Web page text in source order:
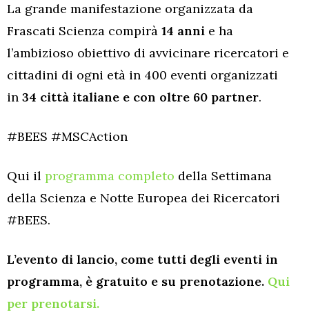
La grande manifestazione organizzata da
Frascati Scienza compirà 14 anni e ha
l’ambizioso obiettivo di avvicinare ricercatori e
cittadini di ogni età in 400 eventi organizzati
in 34 città italiane e con oltre 60 partner.
#BEES #MSCAction
Qui il programma completo della Settimana
della Scienza e Notte Europea dei Ricercatori
#BEES.
L’evento di lancio, come tutti degli eventi in
programma, è gratuito e su prenotazione. Qui
per prenotarsi.